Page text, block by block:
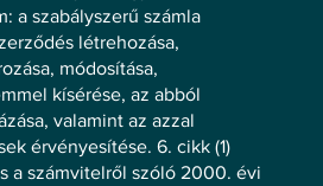
a szabályszerű számla
létrehozása,
módosítása,
kísérése, az abból
valamint az azzal
érvényesítése. 6. cikk (1)
a számvitelről szóló 2000. évi